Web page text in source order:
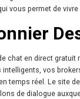
vous permet de vivre
chat en direct
vos
temps réel. Le site
de dialogue